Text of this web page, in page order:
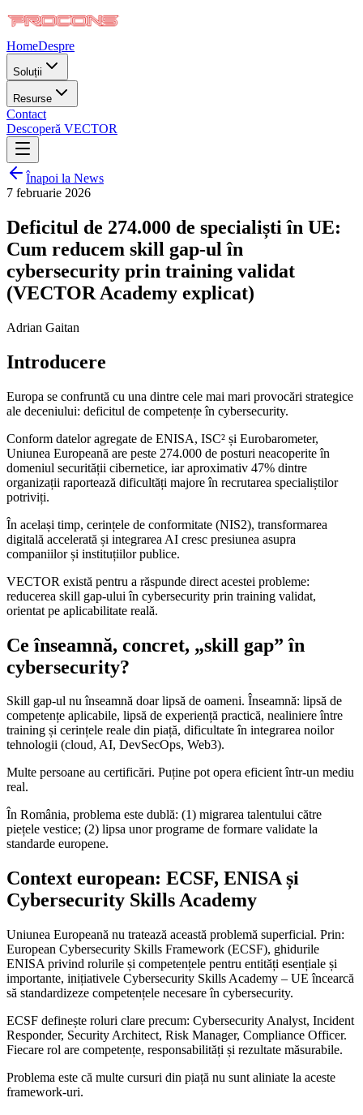
HomeDespre
Soluții
Resurse
Contact
Descoperă VECTOR
Înapoi la News
7 februarie 2026
Deficitul de 274.000 de specialiști în UE:
Cum reducem skill gap-ul în
cybersecurity prin training validat
(VECTOR Academy explicat)
Adrian Gaitan
Introducere
Europa se confruntă cu una dintre cele mai mari provocări strategice
ale deceniului: deficitul de competențe în cybersecurity.
Conform datelor agregate de ENISA, ISC² și Eurobarometer,
Uniunea Europeană are peste 274.000 de posturi neacoperite în
domeniul securității cibernetice, iar aproximativ 47% dintre
organizații raportează dificultăți majore în recrutarea specialiștilor
potriviți.
În același timp, cerințele de conformitate (NIS2), transformarea
digitală accelerată și integrarea AI cresc presiunea asupra
companiilor și instituțiilor publice.
VECTOR există pentru a răspunde direct acestei probleme:
reducerea skill gap-ului în cybersecurity prin training validat,
orientat pe aplicabilitate reală.
Ce înseamnă, concret, „skill gap” în
cybersecurity?
Skill gap-ul nu înseamnă doar lipsă de oameni. Înseamnă: lipsă de
competențe aplicabile, lipsă de experiență practică, nealiniere între
training și cerințele reale din piață, dificultate în integrarea noilor
tehnologii (cloud, AI, DevSecOps, Web3).
Multe persoane au certificări. Puține pot opera eficient într-un mediu
real.
În România, problema este dublă: (1) migrarea talentului către
piețele vestice; (2) lipsa unor programe de formare validate la
standarde europene.
Context european: ECSF, ENISA și
Cybersecurity Skills Academy
Uniunea Europeană nu tratează această problemă superficial. Prin:
European Cybersecurity Skills Framework (ECSF), ghidurile
ENISA privind rolurile și competențele pentru entități esențiale și
importante, inițiativele Cybersecurity Skills Academy – UE încearcă
să standardizeze competențele necesare în cybersecurity.
ECSF definește roluri clare precum: Cybersecurity Analyst, Incident
Responder, Security Architect, Risk Manager, Compliance Officer.
Fiecare rol are competențe, responsabilități și rezultate măsurabile.
Problema este că multe cursuri din piață nu sunt aliniate la aceste
framework-uri.